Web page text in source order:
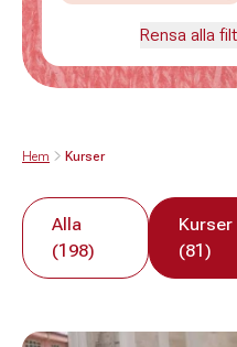
Rensa alla
Hem Kurser
Alla
(198)
Kurser
(81)